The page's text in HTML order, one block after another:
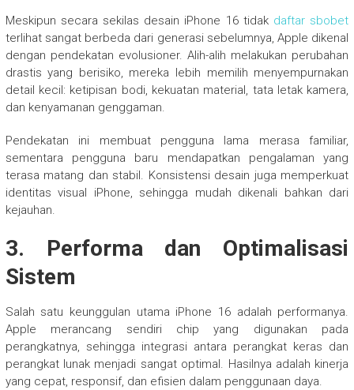
Meskipun secara sekilas desain iPhone 16 tidak daftar sbobet
terlihat sangat berbeda dari generasi sebelumnya, Apple dikenal
dengan pendekatan evolusioner. Alih-alih melakukan perubahan
drastis yang berisiko, mereka lebih memilih menyempurnakan
detail kecil: ketipisan bodi, kekuatan material, tata letak kamera,
dan kenyamanan genggaman.
Pendekatan ini membuat pengguna lama merasa familiar,
sementara pengguna baru mendapatkan pengalaman yang
terasa matang dan stabil. Konsistensi desain juga memperkuat
identitas visual iPhone, sehingga mudah dikenali bahkan dari
kejauhan.
3. Performa dan Optimalisasi
Sistem
Salah satu keunggulan utama iPhone 16 adalah performanya.
Apple merancang sendiri chip yang digunakan pada
perangkatnya, sehingga integrasi antara perangkat keras dan
perangkat lunak menjadi sangat optimal. Hasilnya adalah kinerja
yang cepat, responsif, dan efisien dalam penggunaan daya.